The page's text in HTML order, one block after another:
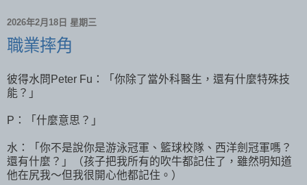
2026年2月18日 星期三
職業摔角
彼得水問Peter Fu：「你除了當外科醫生，還有什麼特殊技
能？」
P：「什麼意思？」
水：「你不是說你是游泳冠軍、籃球校隊、西洋劍冠軍嗎？
還有什麼？」（孩子把我所有的吹牛都記住了，雖然明知道
他在尻我～但我很開心他都記住。）